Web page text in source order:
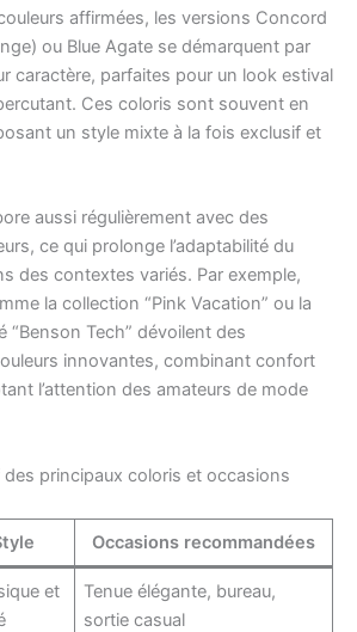
affirmées, les versions Concord
ou Blue Agate se démarquent par
caractère, parfaites pour un look estival
Ces coloris sont souvent en
un style mixte à la fois exclusif et
aussi régulièrement avec des
ce qui prolonge l’adaptabilité du
des contextes variés. Par exemple,
la collection “Pink Vacation” ou la
“Benson Tech” dévoilent des
innovantes, combinant confort
l’attention des amateurs de mode
des principaux coloris et occasions
Occasions recommandées
et
Tenue élégante, bureau,
sortie casual